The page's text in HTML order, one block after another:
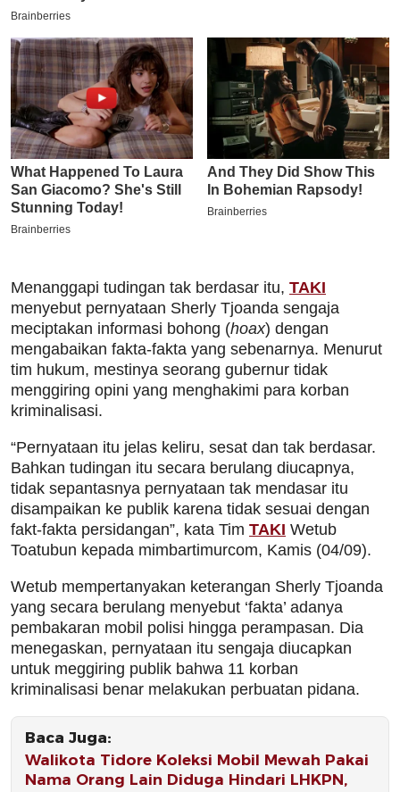
Menanggapi tudingan tak berdasar itu, TAKI
menyebut pernyataan Sherly Tjoanda sengaja
meciptakan informasi bohong (hoax) dengan
mengabaikan fakta-fakta yang sebenarnya. Menurut
tim hukum, mestinya seorang gubernur tidak
menggiring opini yang menghakimi para korban
kriminalisasi.
“Pernyataan itu jelas keliru, sesat dan tak berdasar.
Bahkan tudingan itu secara berulang diucapnya,
tidak sepantasnya pernyataan tak mendasar itu
disampaikan ke publik karena tidak sesuai dengan
fakt-fakta persidangan”, kata Tim TAKI Wetub
Toatubun kepada mimbartimurcom, Kamis (04/09).
Wetub mempertanyakan keterangan Sherly Tjoanda
yang secara berulang menyebut ‘fakta’ adanya
pembakaran mobil polisi hingga perampasan. Dia
menegaskan, pernyataan itu sengaja diucapkan
untuk meggiring publik bahwa 11 korban
kriminalisasi benar melakukan perbuatan pidana.
Baca Juga:
Walikota Tidore Koleksi Mobil Mewah Pakai
Nama Orang Lain Diduga Hindari LHKPN,